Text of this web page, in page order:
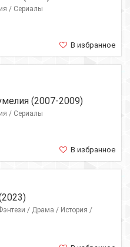
/ Сериалы
В избранное
(2007-2009)
/ Сериалы
В избранное
/ Драма / История /